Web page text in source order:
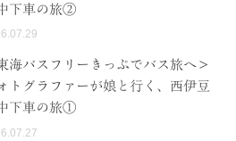
下車の旅②
海バスフリーきっぷでバス旅へ＞
トグラファーが娘と行く、西伊豆
下車の旅①